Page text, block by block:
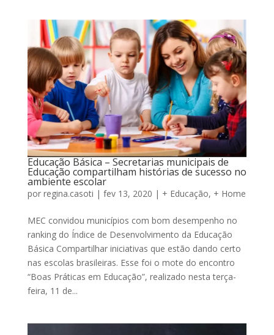
Educação Básica – Secretarias municipais de
Educação compartilham histórias de sucesso no
ambiente escolar
por regina.casoti | fev 13, 2020 | + Educação, + Home
MEC convidou municípios com bom desempenho no
ranking do Índice de Desenvolvimento da Educação
Básica Compartilhar iniciativas que estão dando certo
nas escolas brasileiras. Esse foi o mote do encontro
“Boas Práticas em Educação”, realizado nesta terça-
feira, 11 de...